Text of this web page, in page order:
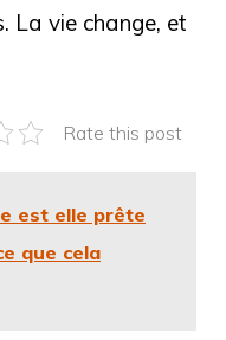
La vie change, et
Rate this post
est elle prête
que cela